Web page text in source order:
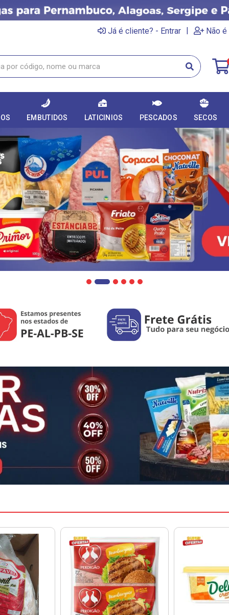
Já é cliente? - Entrar | Não
EMBUTIDOS LATICINIOS PESCADOS SECOS